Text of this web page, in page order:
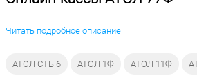
Читать подробное описание
АТОЛ СТБ 6 АТОЛ 1Ф АТОЛ 11Ф